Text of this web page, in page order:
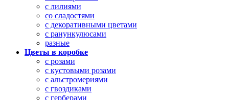
с лилиями
со сладостями
с декоративными цветами
с ранункулюсами
разные
Цветы в коробке
с розами
с кустовыми розами
с альстромериями
с гвоздиками
с герберами